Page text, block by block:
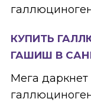
КУПИТЬ
ГАШИШ В
Мега даркнет